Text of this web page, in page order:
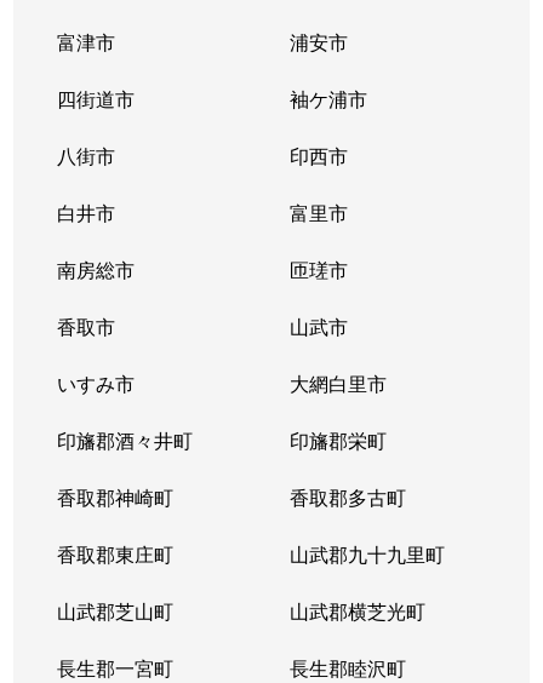
富津市 浦安市
四街道市 袖ケ浦市
八街市 印西市
白井市 富里市
南房総市 匝瑳市
香取市 山武市
いすみ市 大網白里市
印旛郡酒々井町 印旛郡栄町
香取郡神崎町 香取郡多古町
香取郡東庄町 山武郡九十九里町
山武郡芝山町 山武郡横芝光町
長生郡一宮町 長生郡睦沢町